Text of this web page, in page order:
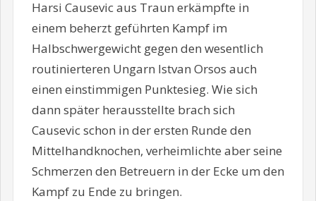
Harsi Causevic aus Traun erkämpfte in
einem beherzt geführten Kampf im
Halbschwergewicht gegen den wesentlich
routinierteren Ungarn Istvan Orsos auch
einen einstimmigen Punktesieg. Wie sich
dann später herausstellte brach sich
Causevic schon in der ersten Runde den
Mittelhandknochen, verheimlichte aber seine
Schmerzen den Betreuern in der Ecke um den
Kampf zu Ende zu bringen.